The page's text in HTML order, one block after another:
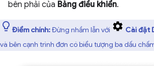
bên phải của Bảng điều khiển.
Điểm chính:Đừng nhầm lẫn với Cài đặt
và bên cạnh trình đơn có biểu tượng ba dấu